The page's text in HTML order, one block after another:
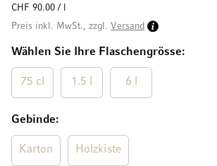
Wählen Sie Ihre Flaschengrösse
75 cl 1.5 l 6 l
Gebinde
Karton Holzkiste
CHF 90.00 / l
Preis inkl. MwSt., zzgl. Versand